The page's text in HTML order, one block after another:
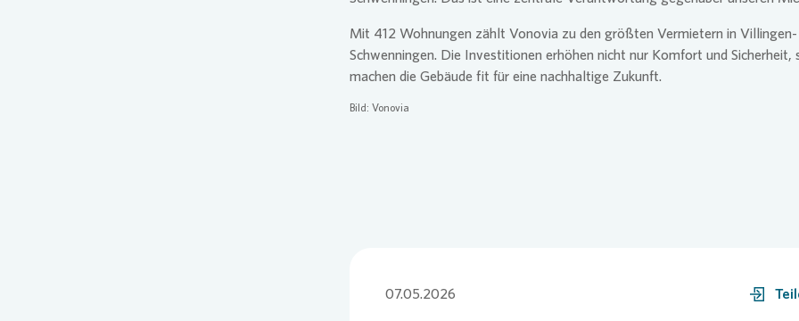
Mit 412 Wohnungen zählt Vonovia zu den größten Vermietern in Villingen-
Schwenningen. Die Investitionen erhöhen nicht nur Komfort und Sicherheit,
machen die Gebäude fit für eine nachhaltige Zukunft.
Bild: Vonovia
07.05.2026